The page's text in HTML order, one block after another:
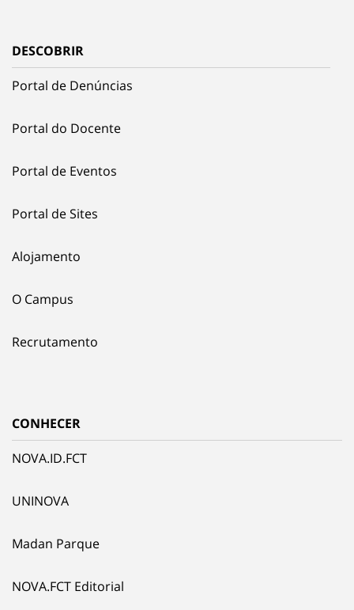
DESCOBRIR
Portal de Denúncias
Portal do Docente
Portal de Eventos
Portal de Sites
Alojamento
O Campus
Recrutamento
CONHECER
NOVA.ID.FCT
UNINOVA
Madan Parque
NOVA.FCT Editorial